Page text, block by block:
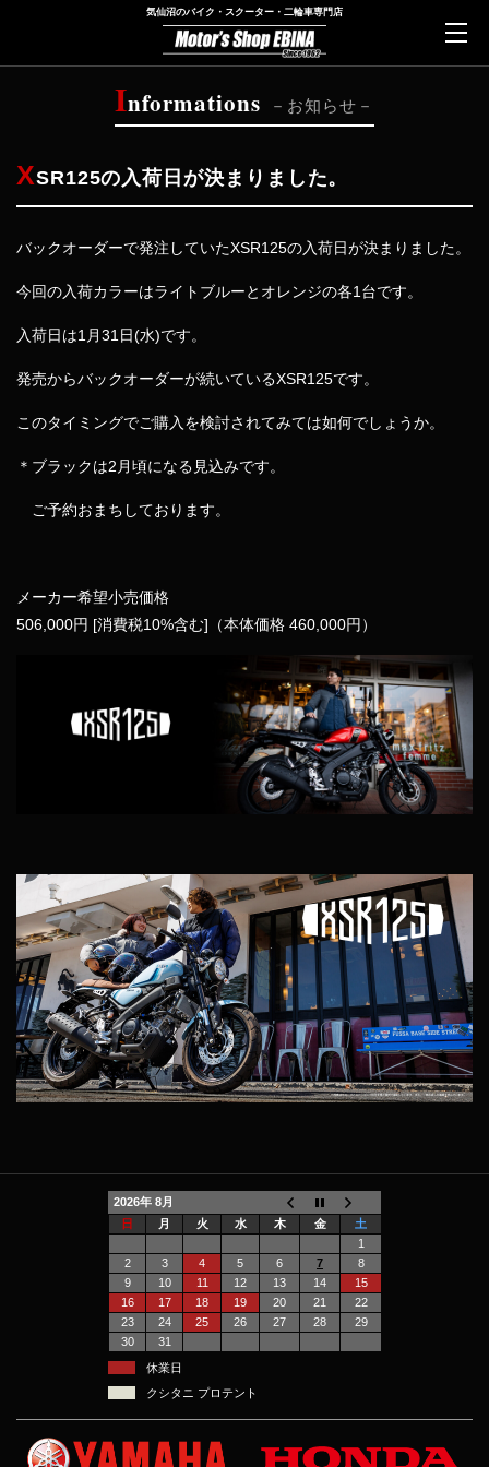
気仙沼のバイク・スクーター・二輪車専門店
Informations お知らせ
XSR125の入荷日が決まりました。
バックオーダーで発注していたXSR125の入荷日が決まりました。
今回の入荷カラーはライトブルーとオレンジの各1台です。
入荷日は1月31日(水)です。
発売からバックオーダーが続いているXSR125です。
このタイミングでご購入を検討されてみては如何でしょうか。
＊ブラックは2月頃になる見込みです。
ご予約おまちしております。
メーカー希望小売価格
506,000円 [消費税10%含む]（本体価格 460,000円）
2026年 8月
日
月 火 水 木 金
土
1
2
3 4 5 6 7
8
9
10 11 12 13 14
15
16
17 18 19 20 21
22
23
24 25 26 27 28
29
30
31
休業日
クシタニ プロテント